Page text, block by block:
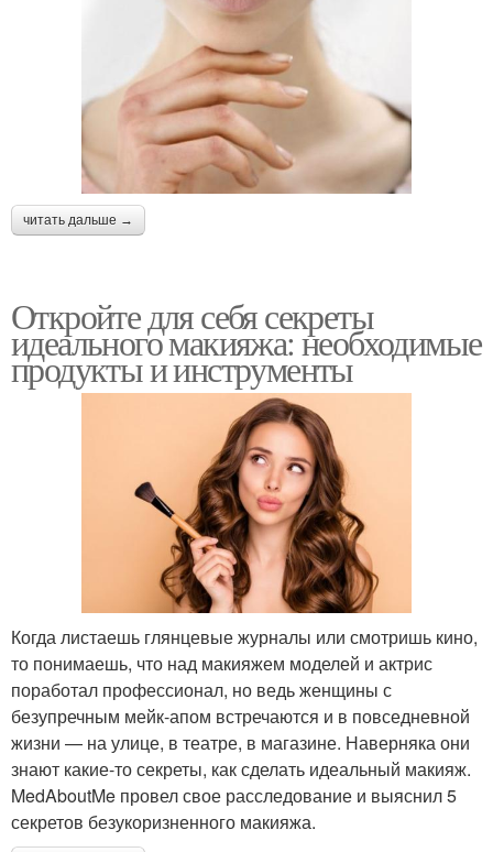
читать дальше →
Откройте для себя секреты
идеального макияжа: необходимые
продукты и инструменты
Когда листаешь глянцевые журналы или смотришь кино,
то понимаешь, что над макияжем моделей и актрис
поработал профессионал, но ведь женщины с
безупречным мейк-апом встречаются и в повседневной
жизни — на улице, в театре, в магазине. Наверняка они
знают какие-то секреты, как сделать идеальный макияж.
MedAboutMe провел свое расследование и выяснил 5
секретов безукоризненного макияжа.